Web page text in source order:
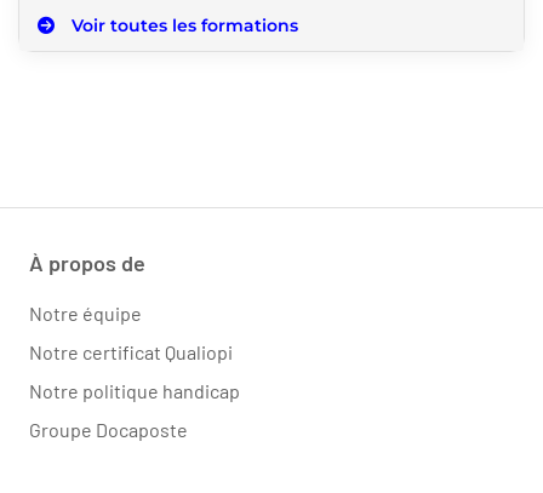
Voir toutes les formations
À propos de
Notre équipe
Notre certificat Qualiopi
Notre politique handicap
Groupe Docaposte